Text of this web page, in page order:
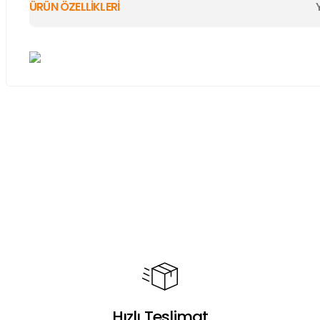
ÜRÜN ÖZELLİKLERİ